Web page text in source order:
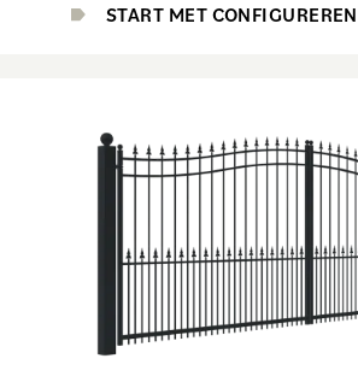
START MET CONFIGUREREN